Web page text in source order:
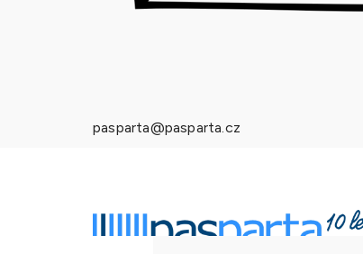
pasparta@pasparta.cz